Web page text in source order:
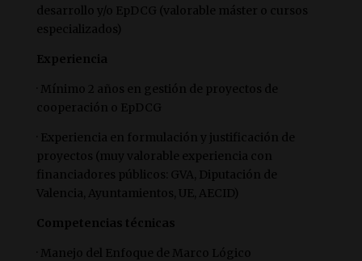
desarrollo y/o EpDCG (valorable máster o cursos
especializados)
Experiencia
· Mínimo 2 años en gestión de proyectos de
cooperación o EpDCG
· Experiencia en formulación y justificación de
proyectos (muy valorable experiencia con
financiadores públicos: GVA, Diputación de
Valencia, Ayuntamientos, UE, AECID)
Competencias técnicas
· Manejo del Enfoque de Marco Lógico